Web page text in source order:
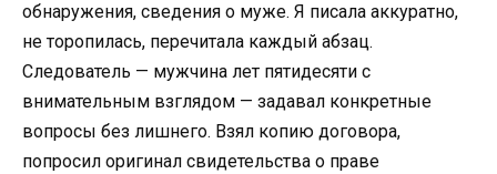
обнаружения, сведения о муже. Я писала аккуратно,
не торопилась, перечитала каждый абзац.
Следователь — мужчина лет пятидесяти с
внимательным взглядом — задавал конкретные
вопросы без лишнего. Взял копию договора,
попросил оригинал свидетельства о праве